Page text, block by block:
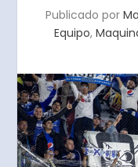
Publicado por
Equipo,